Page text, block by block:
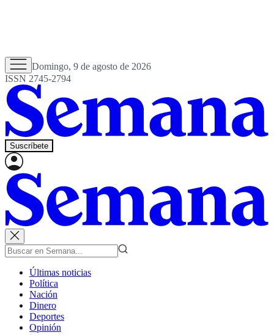
Domingo, 9 de agosto de 2026
ISSN 2745-2794
Suscríbete
Últimas noticias
Política
Nación
Dinero
Deportes
Opinión